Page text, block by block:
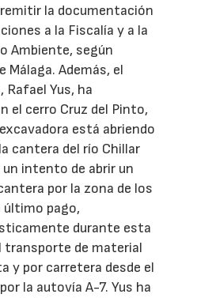
la documentación
a la Fiscalía y a la
Ambiente, según
Málaga. Además, el
Rafael Yus, ha
el cerro Cruz del Pinto,
está abriendo
cantera del río Chillar
un intento de abrir un
por la zona de los
último pago,
durante esta
transporte de material
y por carretera desde el
la autovía A-7. Yus ha